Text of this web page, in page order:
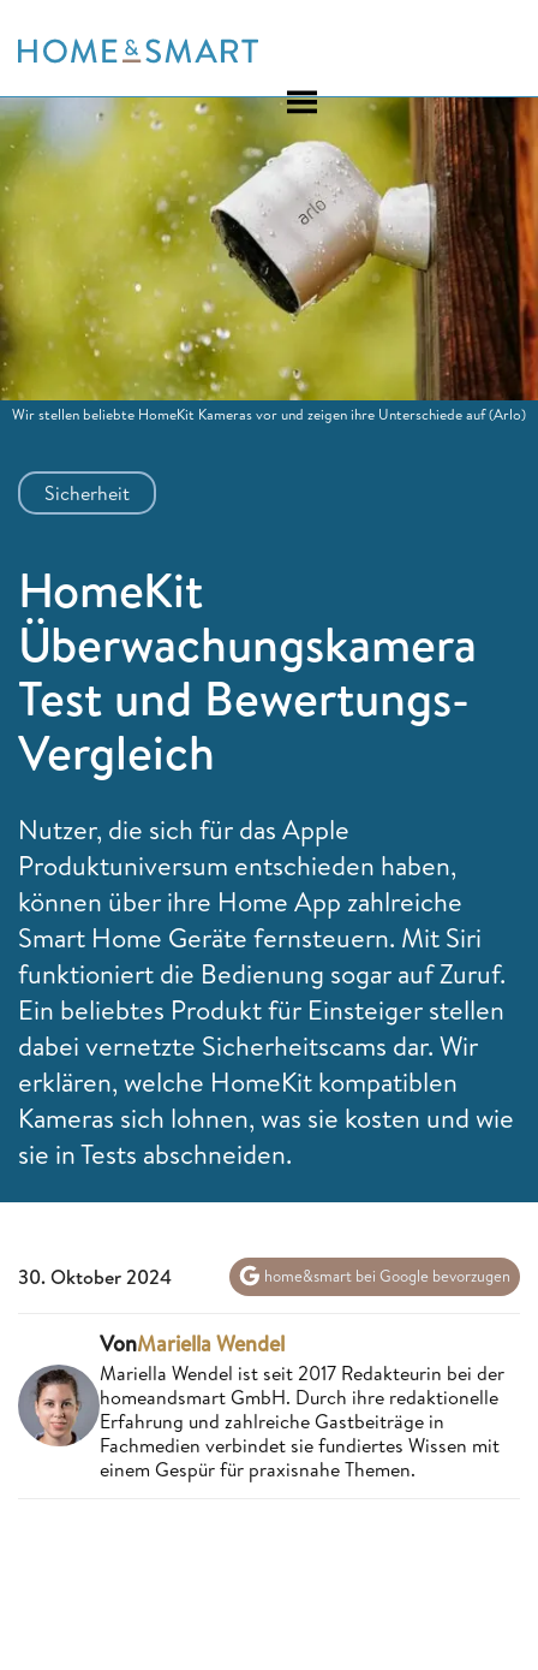
to
Sicherheit
HomeKit
Überwachungskamera
Test und Bewertungs-
Vergleich
Nutzer, die sich für das Apple
Produktuniversum entschieden haben,
können über ihre Home App zahlreiche
Smart Home Geräte fernsteuern. Mit Siri
funktioniert die Bedienung sogar auf Zuruf.
Ein beliebtes Produkt für Einsteiger stellen
dabei vernetzte Sicherheitscams dar. Wir
erklären, welche HomeKit kompatiblen
Kameras sich lohnen, was sie kosten und wie
sie in Tests abschneiden.
Wir stellen beliebte HomeKit Kameras vor und zeigen ihre Unterschiede auf(Arlo)
30. Oktober 2024 home&smart bei Google bevorzugen
VonMariella Wendel
Mariella Wendel ist seit 2017 Redakteurin bei der
homeandsmart GmbH. Durch ihre redaktionelle
Erfahrung und zahlreiche Gastbeiträge in
Fachmedien verbindet sie fundiertes Wissen mit
einem Gespür für praxisnahe Themen.